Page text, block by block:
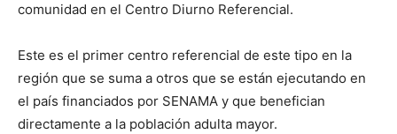
comunidad en el Centro Diurno Referencial.
Este es el primer centro referencial de este tipo en la
región que se suma a otros que se están ejecutando en
el país financiados por SENAMA y que benefician
directamente a la población adulta mayor.